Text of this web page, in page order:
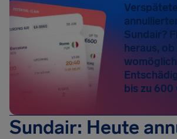
Sundair?
heraus, ob
bis zu 600
Sundair: Heute